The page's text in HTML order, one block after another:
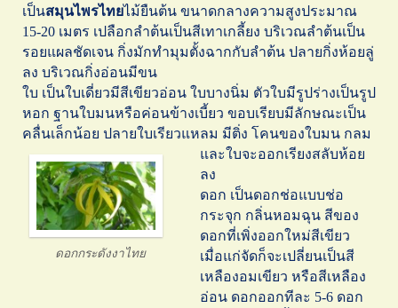
เป็นสมุนไพรไทยไม้ยืนต้น ขนาดกลางความสูงประมาณ
15-20 เมตร เปลือกลำต้นเป็นสีเทาเกลี้ยง บริเวณลำต้นเป็น
รอยแผลชัดเจน กิ่งมักทำมุมตั้งฉากกับลำต้น ปลายกิ่งห้อยลู่
ลง บริเวณกิ่งอ่อนมีขน
ใบ เป็นใบเดี่ยวมีสีเขียวอ่อน ใบบางนิ่ม ตัวใบมีรูปร่างเป็นรูป
หอก ฐานใบมนหรือค่อนข้างเบี้ยว ขอบเรียบมีลักษณะเป็น
คลื่นเล็กน้อย ปลายใบเรียวแหลม มีติ่ง
ดอกกระดังงาไทย
โคนของใบมน กลม
และใบจะออกเรียงสลับห้อย
ลง
ดอก เป็นดอกช่อแบบช่อ
กระจุก กลิ่นหอมฉุน สีของ
ดอกที่เพิ่งออกใหม่สีเขียว
เมื่อแก่จัดก็จะเปลี่ยนเป็นสี
เหลืองอมเขียว หรือสีเหลือง
อ่อน ดอกออกทีละ 5-6 ดอก